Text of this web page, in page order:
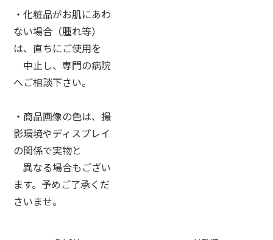
・化粧品がお肌にあわ
ない場合（腫れ等）
は、直ちにご使用を
中止し、専門の病院
へご相談下さい。
・商品画像の色は、撮
影環境やディスプレイ
の関係で実物と
異なる場合もござい
ます。予めご了承くだ
さいませ。